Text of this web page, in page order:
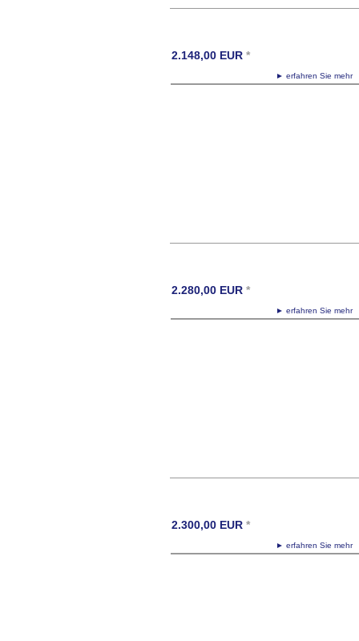
► erfahren Sie
2.148,00 EUR *
► erfahren Sie
2.280,00 EUR *
► erfahren Sie
2.300,00 EUR *